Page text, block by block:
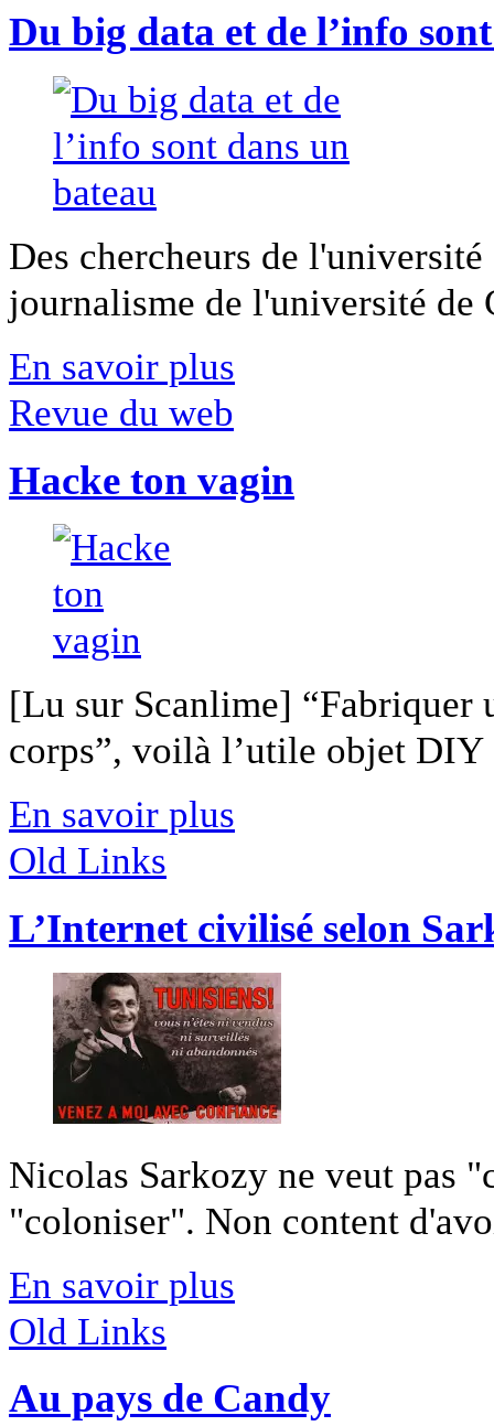
Du big data et de l’info
Des chercheurs de
journalisme de l'université
En savoir plus
Revue du web
Hacke ton vagin
[Lu sur Scanlime] “Fabriquer
corps”, voilà l’utile objet
En savoir plus
Old Links
L’Internet civilisé selon
Nicolas Sarkozy ne veut pas
"coloniser". Non content
En savoir plus
Old Links
Au pays de Candy